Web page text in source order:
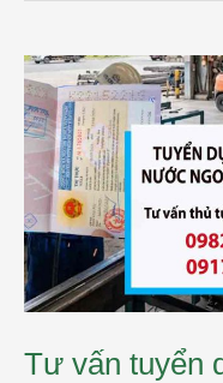
Tư vấn tuyển
Tư
vấn
tuyển
dụng
lao
động
Bangladesh
làm
việc
ở
Việt
Nam